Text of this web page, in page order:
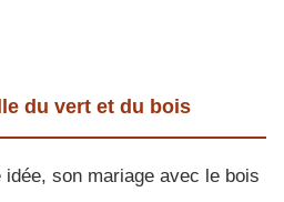
du vert et du bois
son mariage avec le bois